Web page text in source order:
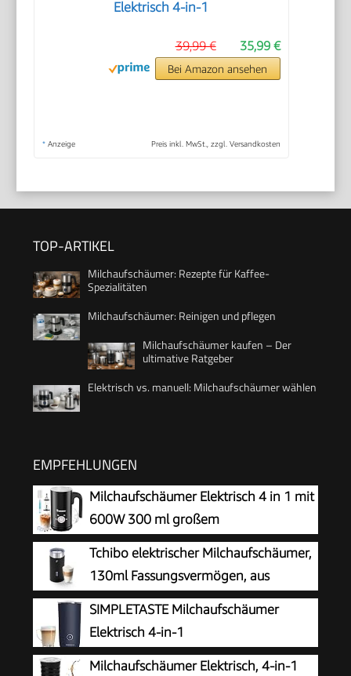
Elektrisch 4-in-1
35,99 €
39,99 €
Bei Amazon ansehen
* Anzeige Preis inkl. MwSt., zzgl. Versandkosten
TOP-ARTIKEL
Milchaufschäumer: Rezepte für Kaffee-
Spezialitäten
Milchaufschäumer: Reinigen und pflegen
Milchaufschäumer kaufen – Der
ultimative Ratgeber
Elektrisch vs. manuell: Milchaufschäumer wählen
EMPFEHLUNGEN
Milchaufschäumer Elektrisch 4 in 1 mit
600W 300 ml großem
Fassungsvermögen
Tchibo elektrischer Milchaufschäumer,
130ml Fassungsvermögen, aus
rostfreiem Edelstahl,
Antihaftbeschichtung, warmer und kalter
Milchschaum, für Latte Macchiato, Cappuccino
und Kakao (Schwarz)
SIMPLETASTE Milchaufschäumer
Elektrisch 4-in-1
Milchaufschäumer Elektrisch, 4-in-1